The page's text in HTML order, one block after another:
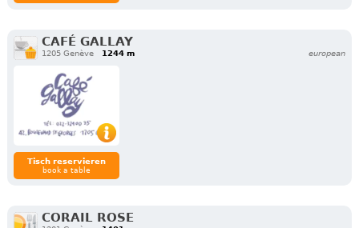
CAFÉ GALLAY
1205 Genève 1244 m european
Tisch reservieren
book a table
CORAIL ROSE